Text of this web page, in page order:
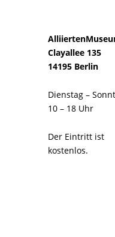
Clayallee 135
14195 Berlin
Dienstag –
10 – 18 Uhr
Der Eintritt ist
kostenlos.